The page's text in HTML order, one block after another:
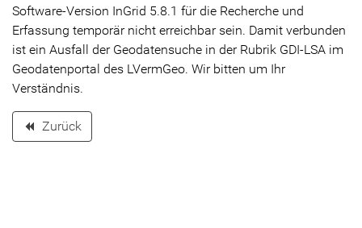
Software-Version InGrid 5.8.1 für die Recherche und
Erfassung temporär nicht erreichbar sein. Damit verbunden
ist ein Ausfall der Geodatensuche in der Rubrik GDI-LSA im
Geodatenportal des LVermGeo. Wir bitten um Ihr
Verständnis.
backward Zurück